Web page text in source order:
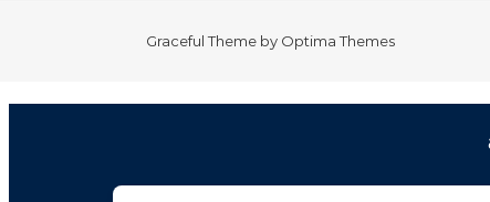
Graceful Theme by Optima Themes